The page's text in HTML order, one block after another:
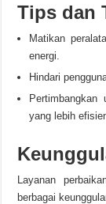
Tips dan
Matikan
energi.
Hindari
yang lebih
Layanan
berbagai